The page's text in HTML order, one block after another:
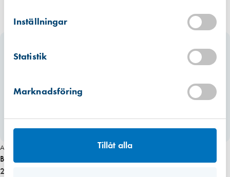
Inställningar
Statistik
Marknadsföring
Tillåt alla
Art. nr 1839
Bänkgaller 600×60 (alufärg)
251,00 kr
Art. nr 1842
Finns i lager (2 st)
Hitta hit
Hitta hit